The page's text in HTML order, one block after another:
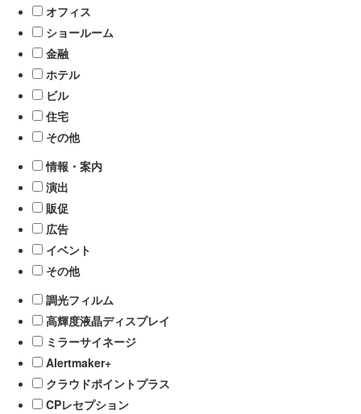
オフィス
ショールーム
金融
ホテル
ビル
住宅
その他
情報・案内
演出
販促
広告
イベント
その他
調光フィルム
高輝度液晶ディスプレイ
ミラーサイネージ
Alertmaker+
クラウドポイントプラス
CPレセプション